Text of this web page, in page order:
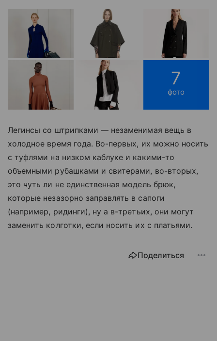
7
фото
Легинсы со штрипками — незаменимая вещь в
холодное время года. Во-первых, их можно носить
с туфлями на низком каблуке и какими-то
объемными рубашками и свитерами, во-вторых,
это чуть ли не единственная модель брюк,
которые незазорно заправлять в сапоги
(например, ридинги), ну а в-третьих, они могут
заменить колготки, если носить их с платьями.
Поделиться